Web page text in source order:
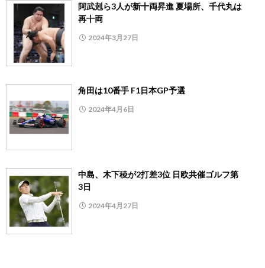
阿武剋ら3人が新十両昇進 夏場所、千代丸は
再十両
2024年3月27日
角田は10番手 F1日本GP予選
2024年4月6日
中島、木下稜が2打差3位 日欧共催ゴルフ第
3日
2024年4月27日